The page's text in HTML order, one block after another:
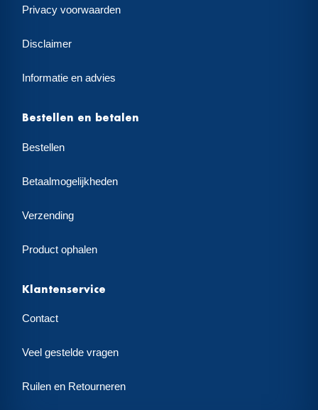
Privacy voorwaarden
Disclaimer
Informatie en advies
Bestellen en betalen
Bestellen
Betaalmogelijkheden
Verzending
Product ophalen
Klantenservice
Contact
Veel gestelde vragen
Ruilen en Retourneren